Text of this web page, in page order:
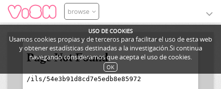
USO DE COOKIES
Usamos cookies propias y de terceros para facilitar el uso de esta web
y obtener estadísticas destinadas a la investigación.Si continua
navegando consideramos que acepta el uso de cookies.
OK
browse